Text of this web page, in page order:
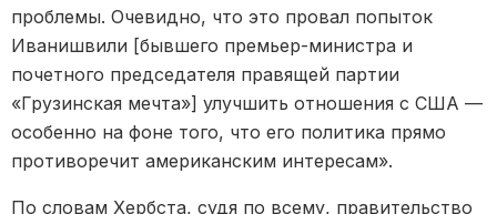
проблемы. Очевидно, что это провал попыток
Иванишвили [бывшего премьер-министра и
почетного председателя правящей партии
«Грузинская мечта»] улучшить отношения с США —
особенно на фоне того, что его политика прямо
противоречит американским интересам».
По словам Хербста, судя по всему, правительство